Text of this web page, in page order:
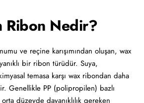
Ribon Nedir?
ve reçine karışımından oluşan, wax
bir ribon türüdür. Suya,
temasa karşı wax ribondan daha
Genellikle PP (polipropilen) bazlı
düzeyde dayanıklılık gereken